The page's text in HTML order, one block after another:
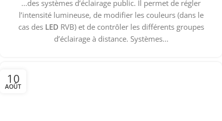
...des systèmes d’éclairage public. Il permet de régler
l’intensité lumineuse, de modifier les couleurs (dans le
cas des LED RVB) et de contrôler les différents groupes
d’éclairage à distance. Systèmes...
10
AOÛT